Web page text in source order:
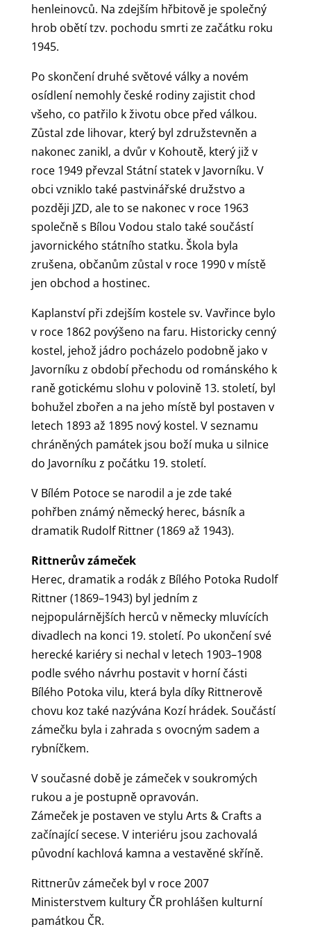
henleinovců. Na zdejším hřbitově je společný
hrob obětí tzv. pochodu smrti ze začátku roku
1945.
Po skončení druhé světové války a novém
osídlení nemohly české rodiny zajistit chod
všeho, co patřilo k životu obce před válkou.
Zůstal zde lihovar, který byl združstevněn a
nakonec zanikl, a dvůr v Kohoutě, který již v
roce 1949 převzal Státní statek v Javorníku. V
obci vzniklo také pastvinářské družstvo a
později JZD, ale to se nakonec v roce 1963
společně s Bílou Vodou stalo také součástí
javornického státního statku. Škola byla
zrušena, občanům zůstal v roce 1990 v místě
jen obchod a hostinec.
Kaplanství při zdejším kostele sv. Vavřince bylo
v roce 1862 povýšeno na faru. Historicky cenný
kostel, jehož jádro pocházelo podobně jako v
Javorníku z období přechodu od románského k
raně gotickému slohu v polovině 13. století, byl
bohužel zbořen a na jeho místě byl postaven v
letech 1893 až 1895 nový kostel. V seznamu
chráněných památek jsou boží muka u silnice
do Javorníku z počátku 19. století.
V Bílém Potoce se narodil a je zde také
pohřben známý německý herec, básník a
dramatik Rudolf Rittner (1869 až 1943).
Rittnerův zámeček
Herec, dramatik a rodák z Bílého Potoka Rudolf
Rittner (1869–1943) byl jedním z
nejpopulárnějších herců v německy mluvících
divadlech na konci 19. století. Po ukončení své
herecké kariéry si nechal v letech 1903–1908
podle svého návrhu postavit v horní části
Bílého Potoka vilu, která byla díky Rittnerově
chovu koz také nazývána Kozí hrádek. Součástí
zámečku byla i zahrada s ovocným sadem a
rybníčkem.
V současné době je zámeček v soukromých
rukou a je postupně opravován.
Zámeček je postaven ve stylu Arts & Crafts a
začínající secese. V interiéru jsou zachovalá
původní kachlová kamna a vestavěné skříně.
Rittnerův zámeček byl v roce 2007
Ministerstvem kultury ČR prohlášen kulturní
památkou ČR.